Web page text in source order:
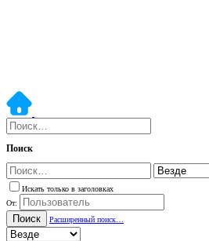
Поиск
Искать только в заголовках
От:
Поиск Расширенный поиск…